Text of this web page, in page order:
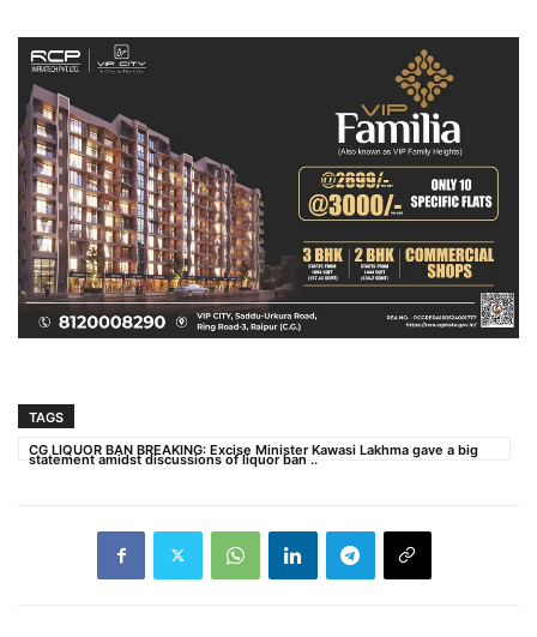
TAGS
CG LIQUOR BAN BREAKING: Excise Minister Kawasi Lakhma gave a big
statement amidst discussions of liquor ban ..